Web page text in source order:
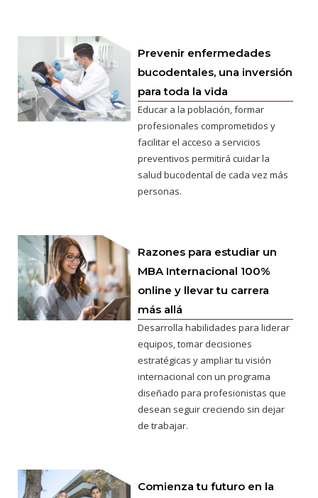
Prevenir enfermedades
bucodentales, una inversión
para toda la vida
Educar a la población, formar
profesionales comprometidos y
facilitar el acceso a servicios
preventivos permitirá cuidar la
salud bucodental de cada vez más
personas.
Razones para estudiar un
MBA Internacional 100%
online y llevar tu carrera
más allá
Desarrolla habilidades para liderar
equipos, tomar decisiones
estratégicas y ampliar tu visión
internacional con un programa
diseñado para profesionistas que
desean seguir creciendo sin dejar
de trabajar.
Comienza tu futuro en la